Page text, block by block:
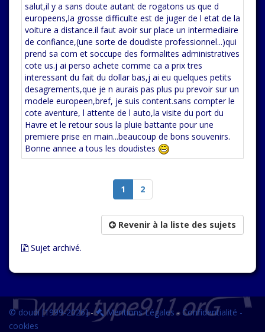
salut,il y a sans doute autant de rogatons us que d
europeens,la grosse difficulte est de juger de l etat de la
voiture a distance.il faut avoir sur place un intermediaire
de confiance,(une sorte de doudiste professionnel...)qui
prend sa com et soccupe des formalites administratives
cote us.j ai perso achete comme ca a prix tres
interessant du fait du dollar bas,j ai eu quelques petits
desagrements,que je n aurais pas plus pu prevoir sur un
modele europeen,bref, je suis content.sans compter le
cote aventure, l attente de l auto,la visite du port du
Havre et le retour sous la pluie battante pour une
premiere prise en main...beaucoup de bons souvenirs.
Bonne annee a tous les doudistes
1 2
Revenir à la liste des sujets
Sujet archivé.
© doudi [1999-2026]- Mentions Légales - Confidentialité -
cookies